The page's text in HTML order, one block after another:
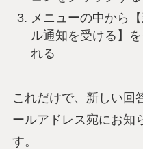
メニューの中から
ル通知を受ける】
れる
これだけで、新しい回
ールアドレス宛にお知
す。